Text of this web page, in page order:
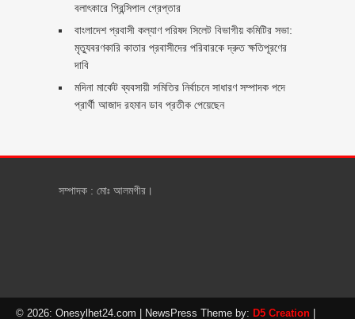
বলাৎকারে প্রিন্সিপাল গ্রেপ্তার ‎
বাংলাদেশ প্রবাসী কল্যাণ পরিষদ সিলেট বিভাগীয় কমিটির সভা:
মৃত্যুবরণকারি কাতার প্রবাসীদের পরিবারকে দ্রুত ক্ষতিপূরণের
দাবি
মদিনা মার্কেট ব্যবসায়ী সমিতির নির্বাচনে সাধারণ সম্পাদক পদে
প্রার্থী আজাদ রহমান ডাব প্রতীক পেয়েছেন ‎
সম্পাদক : মোঃ আলমগীর।
© 2026: Onesylhet24.com | NewsPress Theme by: D5 Creation